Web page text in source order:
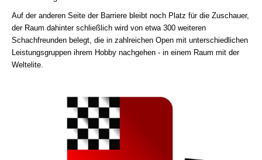
Auf der anderen Seite der Barriere bleibt noch Platz für die Zuschauer,
der Raum dahinter schließlich wird von etwa 300 weiteren
Schachfreunden belegt, die in zahlreichen Open mit unterschiedlichen
Leistungsgruppen ihrem Hobby nachgehen - in einem Raum mit der
Weltelite.